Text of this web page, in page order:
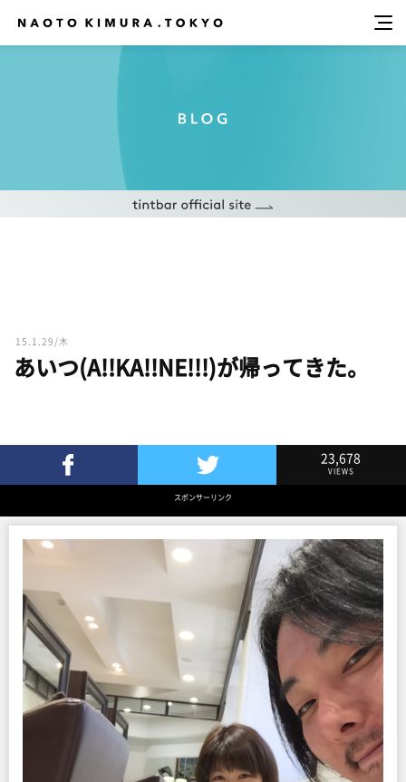
15.1.29/木
あいつ(A!!KA!!NE!!!)が帰ってきた。
Twitterでツイート
23,678
VIEWS
スポンサーリンク